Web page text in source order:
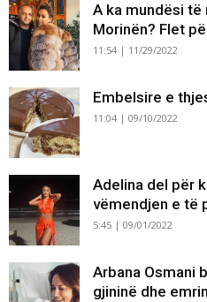
A ka mundësi
Morinën? Flet
11:54 | 11/29/2022
Embelsire e
11:04 | 09/10/2022
Adelina del për
vëmendjen e të
5:45 | 09/01/2022
Arbana Osmani
gjininë dhe